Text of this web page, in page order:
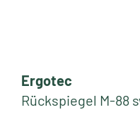
Ergotec
Rückspiegel M-88